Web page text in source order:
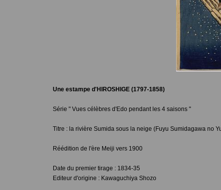
Une estampe d'HIROSHIGE (1797-1858)
Série " Vues célèbres d'Edo pendant les 4 saisons "
Titre : la rivière Sumida sous la neige (Fuyu Sumidagawa no
Réédition de l'ère Meiji vers 1900
Date du premier tirage : 1834-35
Editeur d'origine : Kawaguchiya Shozo